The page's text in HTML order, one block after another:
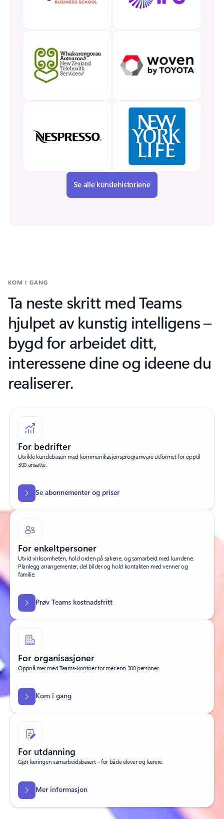
Se alle kundehistoriene
KOM I GANG
Ta neste skritt med Teams
hjulpet av kunstig intelligens –
bygd for arbeidet ditt,
interessene dine og ideene du
realiserer.
For bedrifter
Utvikle kundebasen med kommunikasjonsprogramvare utformet for opptil
300 ansatte.
Se abonnementer og priser
For enkeltpersoner
Utvid virksomheten, hold orden på sakene, og samarbeid med kundene.
Planlegg arrangementer, del bilder og hold kontakten med venner og
familie.
Prøv Teams kostnadsfritt
For organisasjoner
Oppnå mer med Teams-kontoer for mer enn 300 personer.
Kom i gang
For utdanning
Gjør læringen samarbeidsbasert – for både elever og lærere.
Mer informasjon